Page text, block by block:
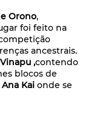
Orono,
foi feito na
ancestrais.
,contendo
blocos de
Kai onde se